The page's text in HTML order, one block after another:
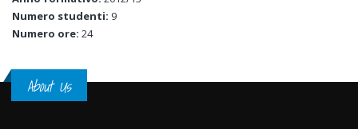
Numero studenti: 9
Numero ore: 24
About Us